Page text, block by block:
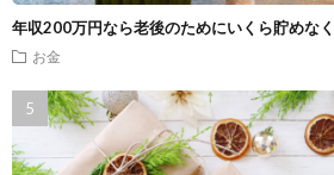
年収200万円なら老後のためにいくら貯めな
お金